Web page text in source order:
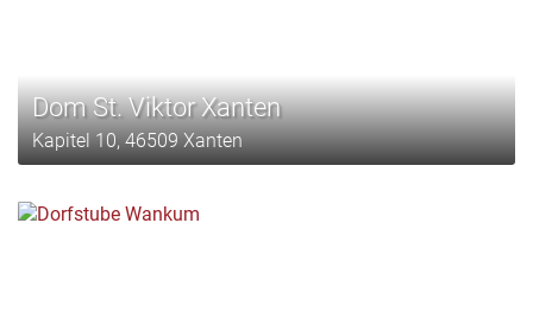
Dom St. Viktor Xanten
Kapitel 10, 46509 Xanten